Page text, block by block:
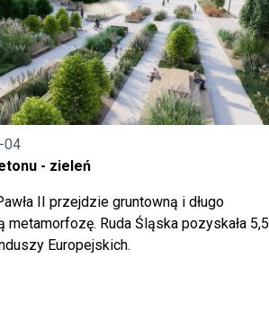
04
- zieleń
II przejdzie gruntowną i długo
metamorfozę. Ruda Śląska pozyskała 5,5
Europejskich.